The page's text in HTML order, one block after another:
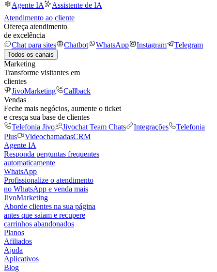
Agente IA
Assistente de IA
Atendimento ao cliente
Ofereça atendimento
de excelência
Chat para sites
Chatbot WhatsApp Instagram Telegram
Todos os canais
Marketing
Transforme visitantes em
clientes
JivoMarketing
Callback
Vendas
Feche mais negócios, aumente o ticket
e cresça sua base de clientes
Telefonia Jivo
Jivochat Team Chats Integrações
Telefonia
Plus
VideochamadasCRM
Agente IA
Responda perguntas frequentes
automaticamente
WhatsApp
Profissionalize o atendimento
no WhatsApp e venda mais
JivoMarketing
Aborde clientes na sua página
antes que saiam e recupere
carrinhos abandonados
Planos
Afiliados
Ajuda
Aplicativos
Blog